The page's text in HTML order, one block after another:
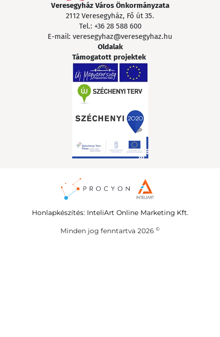
Veresegyház Város Önkormányzata
2112 Veresegyház, Fő út 35.
Tel.: +36 28 588 600
E-mail: veresegyhaz@veresegyhaz.hu
Oldalak
Támogatott projektek
Honlapkészítés: InteliArt Online Marketing Kft.
Minden jog fenntartva 2026 ©